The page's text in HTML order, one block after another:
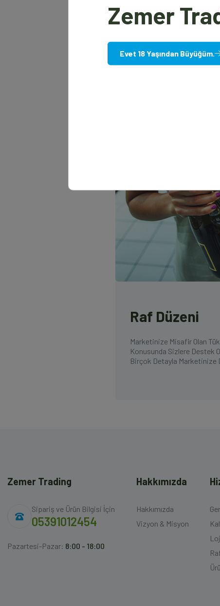
Raf Düzeni
Marketinize Misafir Olan
Konusunda Sizlere Destek
Birçok Detayla Marketinize
Zemer Trading
Sipariş ve Ürün Bilgisi İçin
05391012454
Pazartesi-Pazar: 8:00 - 18:00
Hakkımızda
Hakkımızda
Vizyon & Misyon
Zemer
Evet 18 Yaşından Büyüğüm.